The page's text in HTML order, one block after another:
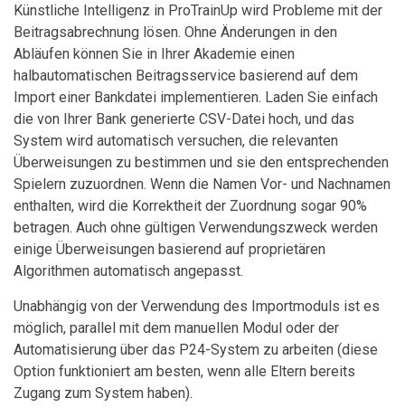
Künstliche Intelligenz in ProTrainUp wird Probleme mit der
Beitragsabrechnung lösen. Ohne Änderungen in den
Abläufen können Sie in Ihrer Akademie einen
halbautomatischen Beitragsservice basierend auf dem
Import einer Bankdatei implementieren. Laden Sie einfach
die von Ihrer Bank generierte CSV-Datei hoch, und das
System wird automatisch versuchen, die relevanten
Überweisungen zu bestimmen und sie den entsprechenden
Spielern zuzuordnen. Wenn die Namen Vor- und Nachnamen
enthalten, wird die Korrektheit der Zuordnung sogar 90%
betragen. Auch ohne gültigen Verwendungszweck werden
einige Überweisungen basierend auf proprietären
Algorithmen automatisch angepasst.
Unabhängig von der Verwendung des Importmoduls ist es
möglich, parallel mit dem manuellen Modul oder der
Automatisierung über das P24-System zu arbeiten (diese
Option funktioniert am besten, wenn alle Eltern bereits
Zugang zum System haben).